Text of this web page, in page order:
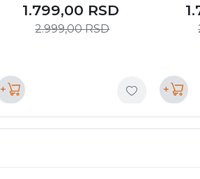
1.799,00 RSD
2.999,00RSD
+ +